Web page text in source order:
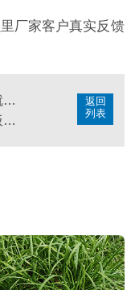
厂家客户真实反馈
返回
列表
水溶肥，种植户说选宴沃就对了
水溶肥哪款好，基地张老板的见证